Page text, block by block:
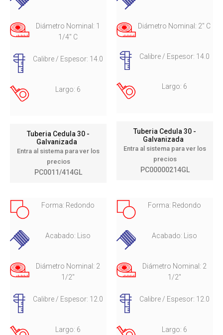
Diámetro Nominal: 1
1/4" C
Calibre / Espesor: 14.0
Largo: 6
Tuberia Cedula 30 -
Galvanizada
Entra al sistema para ver los
precios
PC0011/414GL
Diámetro Nominal: 2" C
Calibre / Espesor: 14.0
Largo: 6
Tuberia Cedula 30 -
Galvanizada
Entra al sistema para ver los
precios
PC00000214GL
Forma: Redondo
Acabado: Liso
Diámetro Nominal: 2
1/2"
Calibre / Espesor: 12.0
Largo: 6
Forma: Redondo
Acabado: Liso
Diámetro Nominal: 2
1/2"
Calibre / Espesor: 12.0
Largo: 6